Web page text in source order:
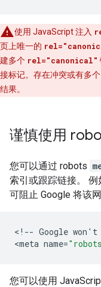
使用 JavaScript 注入
页上唯一的
建多个 rel="canonical"
接标记。存在冲突或有多个
结果。
谨慎使用
您可以通过 robots
索引或跟踪链接。
可阻止 Google 将该
< !-- Google won ' t
<meta name=
您可以使用